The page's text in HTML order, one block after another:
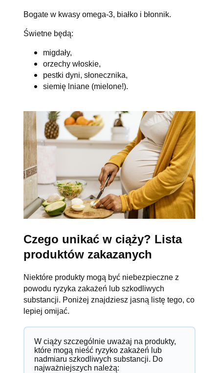
Bogate w kwasy omega-3, białko i błonnik.
Świetne będą:
migdały,
orzechy włoskie,
pestki dyni, słonecznika,
siemię lniane (mielone!).
Czego unikać w ciąży? Lista
produktów zakazanych
Niektóre produkty mogą być niebezpieczne z
powodu ryzyka zakażeń lub szkodliwych
substancji. Poniżej znajdziesz jasną listę tego, co
lepiej omijać.
W ciąży szczególnie uważaj na produkty,
które mogą nieść ryzyko zakażeń lub
nadmiaru szkodliwych substancji. Do
najważniejszych należą: